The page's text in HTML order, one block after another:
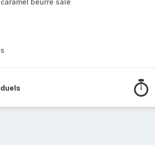
beurre salé